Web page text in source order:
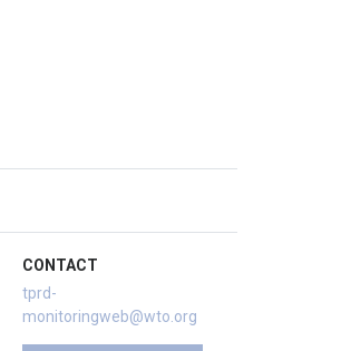
CONTACT
tprd-
monitoringweb@wto.org